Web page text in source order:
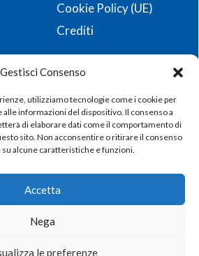
Gestisci Consenso
utilizziamo tecnologie come i cookie per
informazioni del dispositivo. Il consenso a
di elaborare dati come il comportamento di
sito. Non acconsentire o ritirare il consenso
alcune caratteristiche e funzioni.
Accetta
Nega
le preferenze
Cookie Policy (UE)
Crediti
ultime novità e iscriviti alla
imprese: 02971380247, REA: VI-